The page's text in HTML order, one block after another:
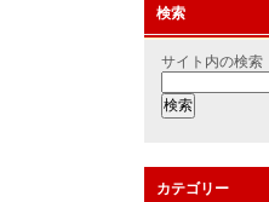
検索
サイト内の検索
カテゴリー